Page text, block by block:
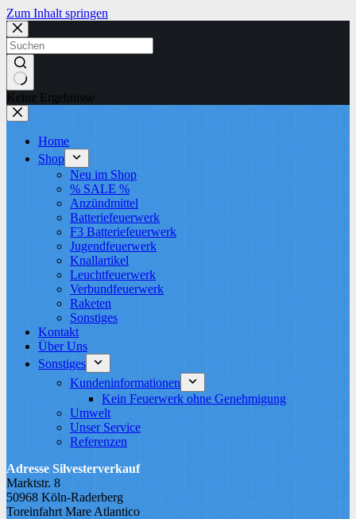
Zum Inhalt springen
Keine Ergebnisse
Home
Shop
Neu im Shop
% SALE %
Anzündmittel
Batteriefeuerwerk
F3 Batteriefeuerwerk
Jugendfeuerwerk​
Knallartikel
Leuchtfeuerwerk​
Verbundfeuerwerk
Raketen
Sonstiges
Kontakt
Über Uns
Sonstiges
Kundeninformationen
Kein Feuerwerk ohne Genehmigung
Umwelt
Unser Service
Referenzen
Adresse Silvesterverkauf
Marktstr. 8
50968 Köln-Raderberg
Toreinfahrt Mare Atlantico